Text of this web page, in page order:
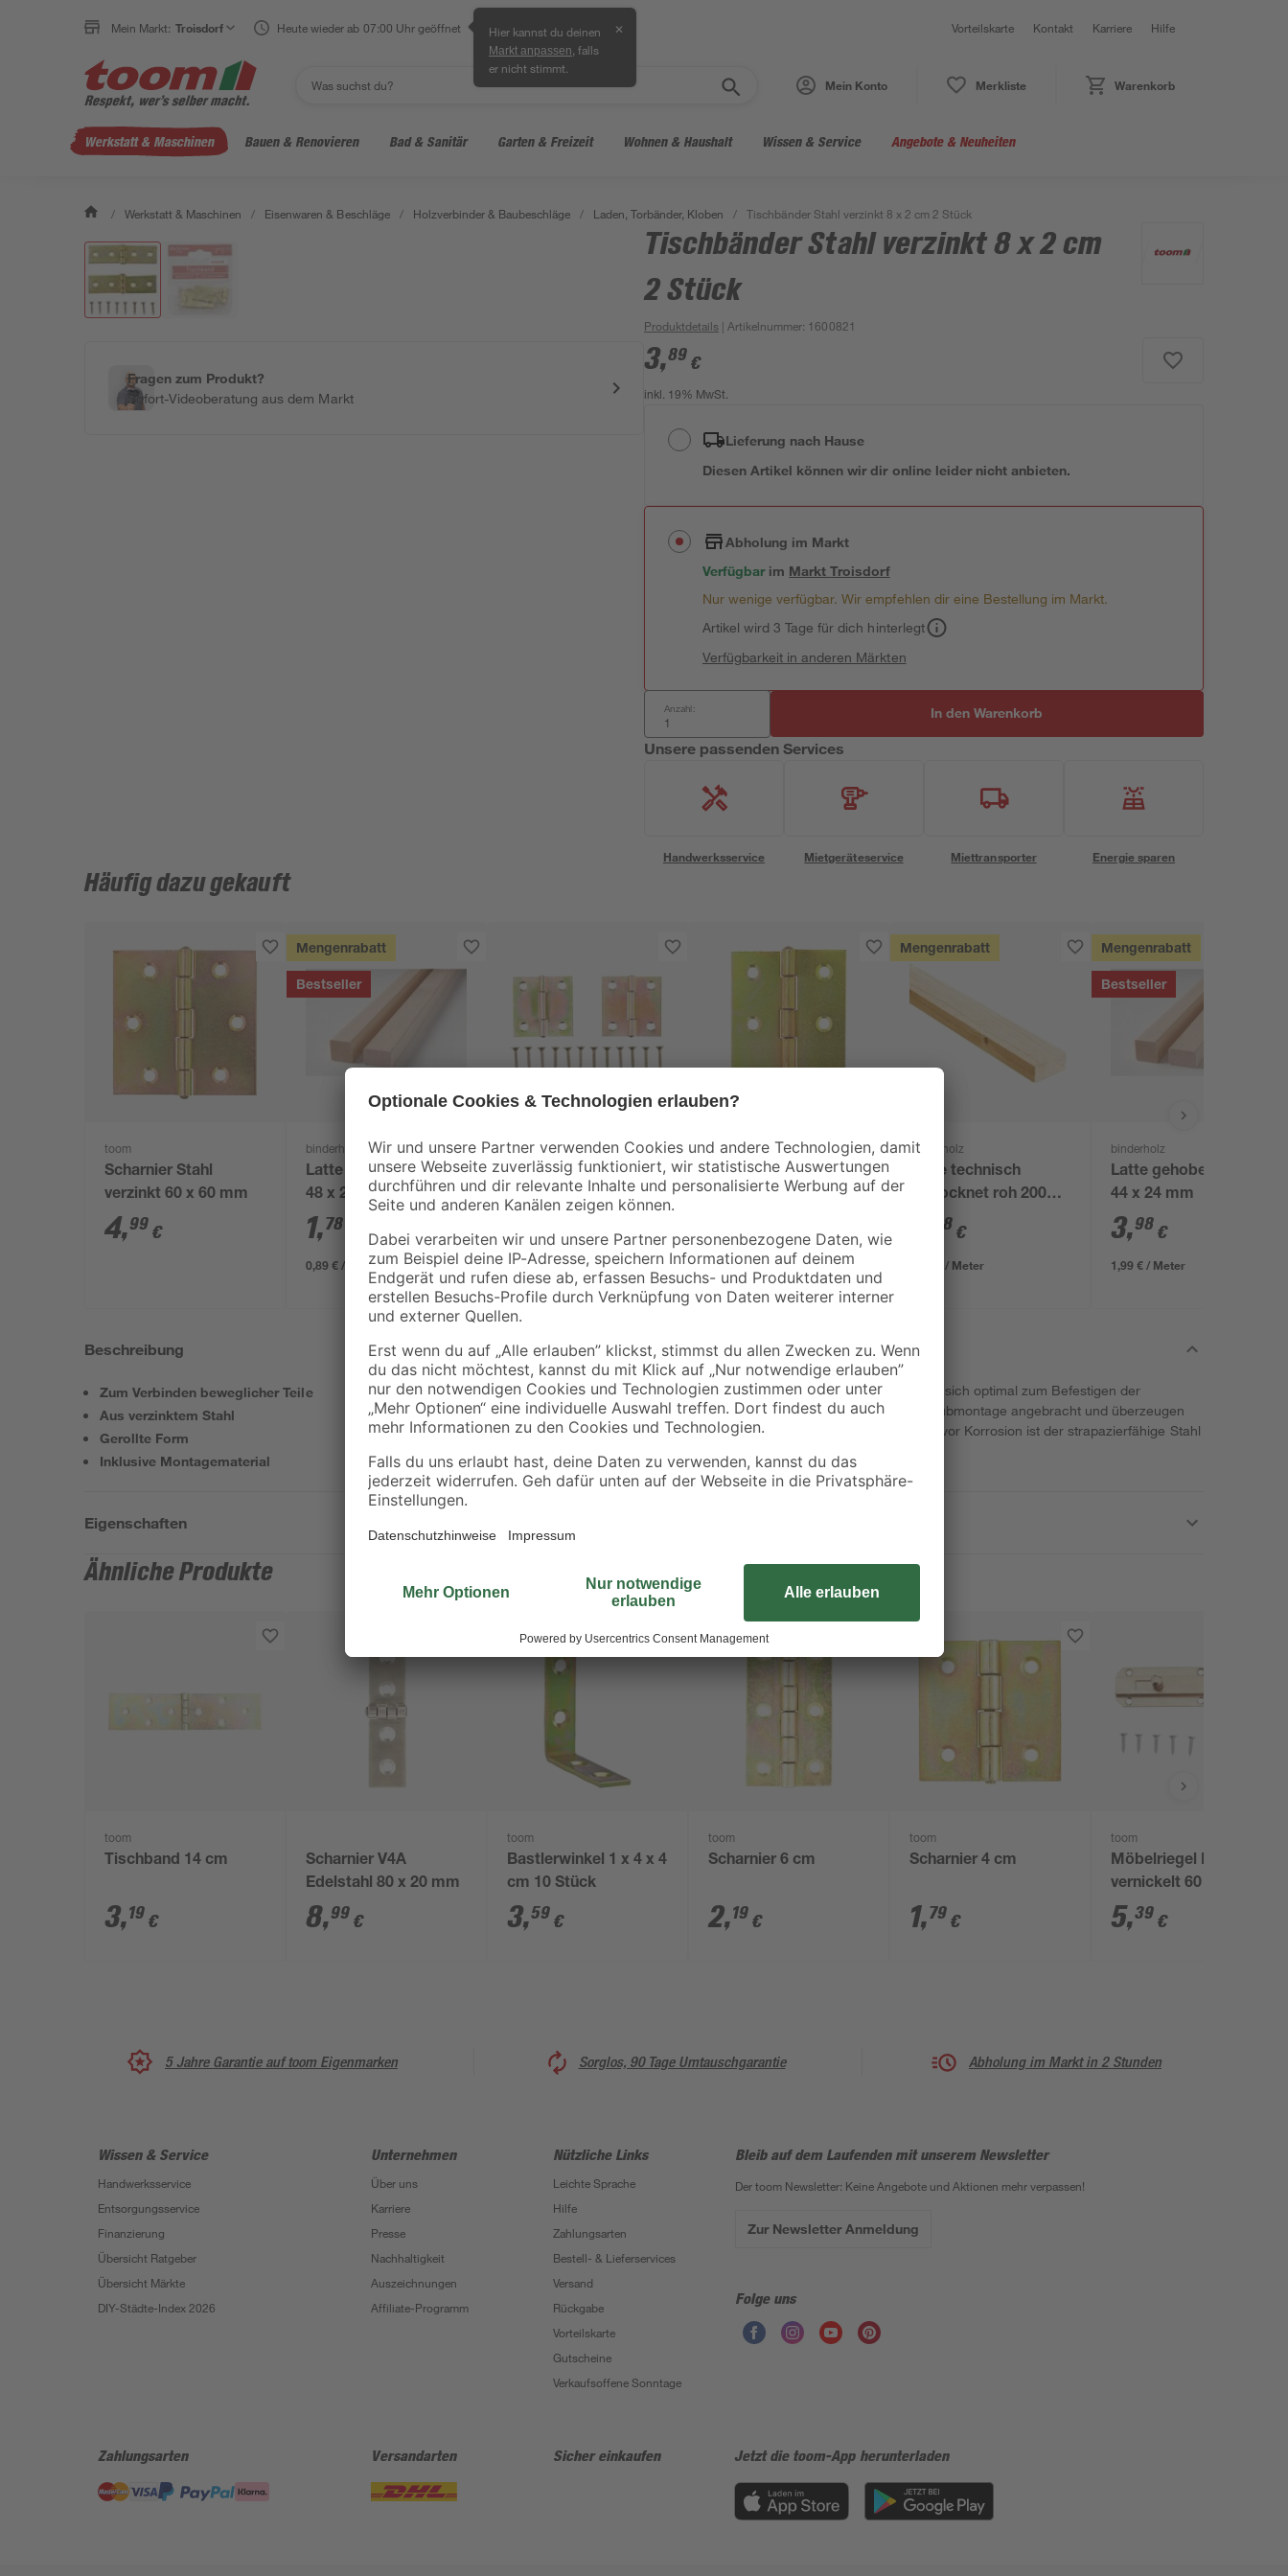
Mein Markt: Troisdorf Heute wieder ab 07:00 Uhr geöffnet Hier kannst du deinen
Markt anpassen , falls
er nicht stimmt.
✕ Vorteilskarte Kontakt Karriere Hilfe
Mein Konto Merkliste Warenkorb
Werkstatt & Maschinen Bauen & Renovieren Bad & Sanitär Garten & Freizeit Wohnen & Haushalt Wissen & Service Angebote & Neuheiten
/ Werkstatt & Maschinen / Eisenwaren & Beschläge / Holzverbinder & Baubeschläge / Laden, Torbänder, Kloben / Tischbänder Stahl verzinkt 8 x 2 cm 2 Stück
Fragen zum Produkt?
Sofort-Videoberatung aus dem Markt
Tischbänder Stahl verzinkt 8 x 2 cm
2 Stück
Produktdetails | Artikelnummer: 1600821
3,89 €
inkl. 19% MwSt.
Lieferung nach Hause
Diesen Artikel können wir dir online leider nicht anbieten.
Abholung im Markt
Verfügbar im MarktTroisdorf
Nur wenige verfügbar. Wir empfehlen dir eine Bestellung im Markt.
Artikel wird 3 Tage für dich hinterlegt
Verfügbarkeit in anderen Märkten
Anzahl: In den Warenkorb
Unsere passenden Services
Handwerksservice Mietgeräteservice Miettransporter Energie sparen
Häufig dazu gekauft
toom
Scharnier Stahl
verzinkt 60 x 60 mm
4,99 €
Mengenrabatt
Bestseller
binderholz
Latte sägerau 2000 x
48 x 24 mm
1,78
0,89 € / Meter
toom
Scharniere Stahl
verzinkt 40 x 40 mm 2
3, €
toom
Scharnier Stahl
verzinkt 60 x 46 mm
4, €
Mengenrabatt
binderholz
Latte technisch
getrocknet roh 2000 x
36 x 17 mm
58 €
1,29 € / Meter
Mengenrabatt
Bestseller
binderholz
Latte gehobelt 2000 x
44 x 24 mm
3,98 €
1,99 € / Meter
Beschreibung
Zum Verbinden beweglicher Teile
Aus verzinktem Stahl
Gerollte Form
Inklusive Montagematerial
Die hochwertigen Tischbänder von toom eignen sich optimal zum Befestigen der
Ausklappplatte am Tisch. Sie werden per Schraubmontage angebracht und überzeugen
mit einer robusten Materialqualität. Zum Schutz vor Korrosion ist der strapazierfähige Stahl
Eigenschaften
Ähnliche Produkte
toom
Tischband 14 cm
3,19 €
Scharnier V4A
Edelstahl 80 x 20 mm
8,99 €
toom
Bastlerwinkel 1 x 4 x 4
cm 10 Stück
3,59 €
toom
Scharnier 6 cm
2,19 €
toom
Scharnier 4 cm
1,79 €
toom
Möbelriegel Messing
vernickelt 60 x 25 mm
5,39 €
5 Jahre Garantie auf toom Eigenmarken Sorglos, 90 Tage Umtauschgarantie Abholung im Markt in 2 Stunden
Wissen & Service
Handwerksservice
Entsorgungsservice
Finanzierung
Übersicht Ratgeber
Übersicht Märkte
DIY-Städte-Index 2026
Unternehmen
Über uns
Karriere
Presse
Nachhaltigkeit
Auszeichnungen
Affiliate-Programm
Nützliche Links
Leichte Sprache
Hilfe
Zahlungsarten
Bestell- & Lieferservices
Versand
Rückgabe
Vorteilskarte
Gutscheine
Verkaufsoffene Sonntage
Bleib auf dem Laufenden mit unserem Newsletter
Der toom Newsletter: Keine Angebote und Aktionen mehr verpassen!
Zur Newsletter Anmeldung
Folge uns
Zahlungsarten Versandarten Sicher einkaufen Jetzt die toom-App herunterladen